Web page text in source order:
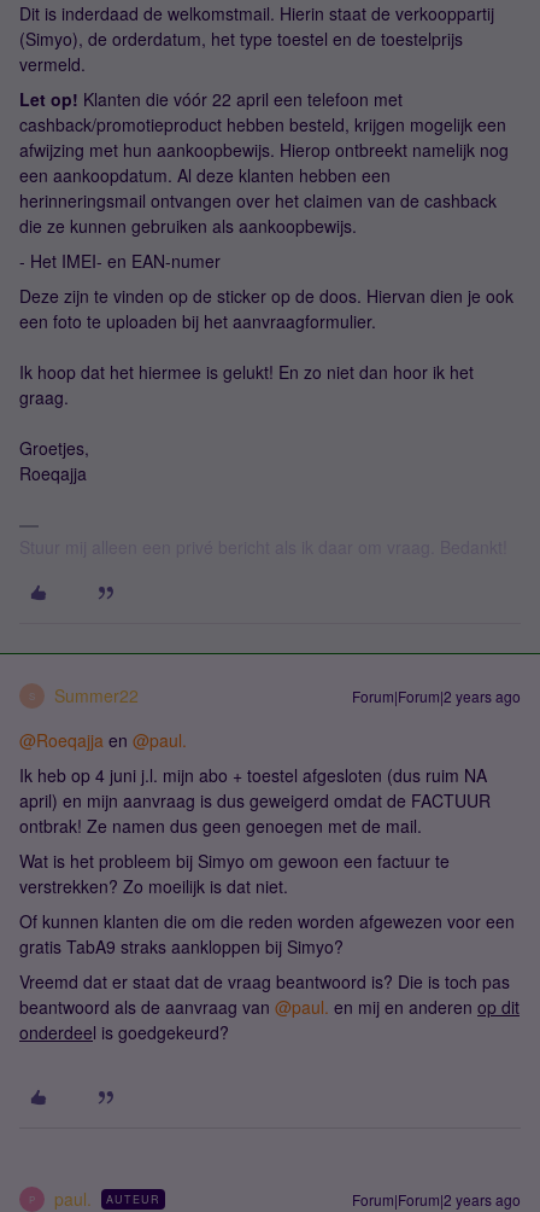
Dit is inderdaad de welkomstmail. Hierin staat de verkooppartij
(Simyo), de orderdatum, het type toestel en de toestelprijs
vermeld.
Let op! Klanten die vóór 22 april een telefoon met
cashback/promotieproduct hebben besteld, krijgen mogelijk een
afwijzing met hun aankoopbewijs. Hierop ontbreekt namelijk nog
een aankoopdatum. Al deze klanten hebben een
herinneringsmail ontvangen over het claimen van de cashback
die ze kunnen gebruiken als aankoopbewijs.
- Het IMEI- en EAN-numer
Deze zijn te vinden op de sticker op de doos. Hiervan dien je ook
een foto te uploaden bij het aanvraagformulier.
Ik hoop dat het hiermee is gelukt! En zo niet dan hoor ik het
graag.
Groetjes,
Roeqajja
S Summer22 Forum|Forum|2 years ago
@Roeqajja en @paul.
Ik heb op 4 juni j.l. mijn abo + toestel afgesloten (dus ruim NA
april) en mijn aanvraag is dus geweigerd omdat de FACTUUR
ontbrak! Ze namen dus geen genoegen met de mail.
Wat is het probleem bij Simyo om gewoon een factuur te
verstrekken? Zo moeilijk is dat niet.
Of kunnen klanten die om die reden worden afgewezen voor een
gratis TabA9 straks aankloppen bij Simyo?
Vreemd dat er staat dat de vraag beantwoord is? Die is toch pas
beantwoord als de aanvraag van @paul. en mij en anderen op dit
onderdeel is goedgekeurd?
P paul. AUTEUR Forum|Forum|2 years ago